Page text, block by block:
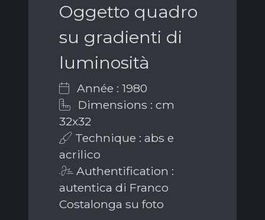
Oggetto quadro
su gradienti di
luminosità
Année : 1980
Dimensions : cm
32x32
Technique : abs e
acrilico
Authentification :
autentica di Franco
Costalonga su foto